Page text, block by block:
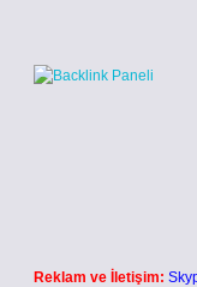
Reklam ve İletişim: